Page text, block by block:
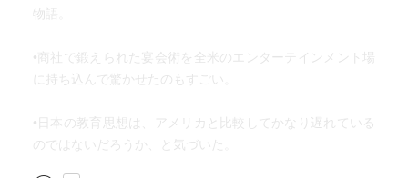
物語。
•商社で鍛えられた宴会術を全米のエンターテインメント場
に持ち込んで驚かせたのもすごい。
•日本の教育思想は、アメリカと比較してかなり遅れている
のではないだろうか、と気づいた。